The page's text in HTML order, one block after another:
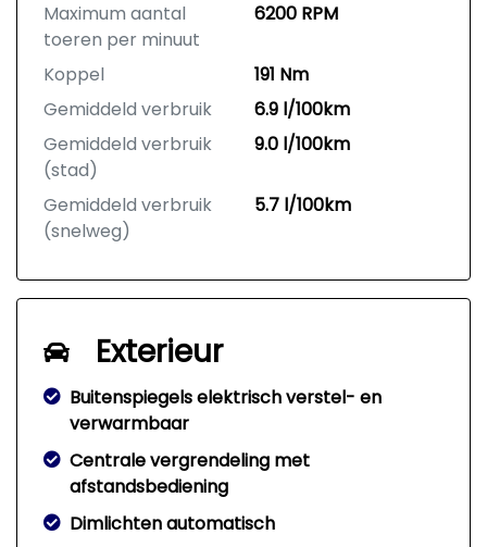
Maximum aantal
toeren per minuut
6200 RPM
Koppel
191 Nm
Gemiddeld verbruik
6.9 l/100km
Gemiddeld verbruik
(stad)
9.0 l/100km
Gemiddeld verbruik
(snelweg)
5.7 l/100km
Exterieur
Buitenspiegels elektrisch verstel- en
verwarmbaar
Centrale vergrendeling met
afstandsbediening
Dimlichten automatisch